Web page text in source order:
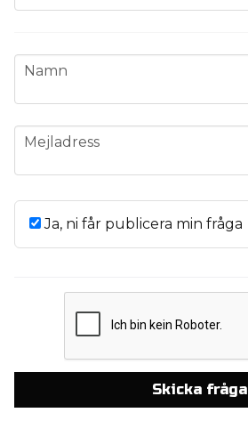
name
Namn
email
Mejladress
Ja, ni får publicera min fråga
Skicka fråga